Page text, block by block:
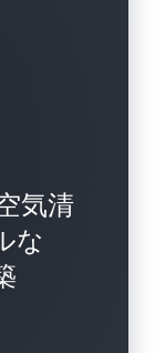
気清
な